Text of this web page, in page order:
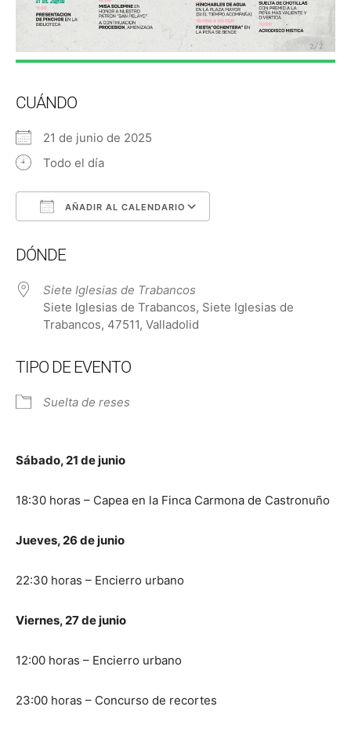
CUÁNDO
21 de junio de 2025
Todo el día
AÑADIR AL CALENDARIO
DÓNDE
Siete Iglesias de Trabancos
Siete Iglesias de Trabancos, Siete Iglesias de
Trabancos, 47511, Valladolid
TIPO DE EVENTO
Suelta de reses
Sábado, 21 de junio
18:30 horas – Capea en la Finca Carmona de Castronuño
Jueves, 26 de junio
22:30 horas – Encierro urbano
Viernes, 27 de junio
12:00 horas – Encierro urbano
23:00 horas – Concurso de recortes